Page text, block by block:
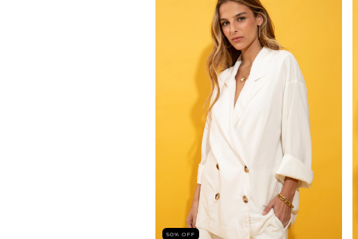
50% OFF